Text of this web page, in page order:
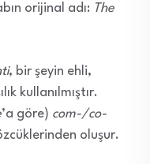
orijinal adı: The
, bir şeyin ehli,
kullanılmıştır.
’a göre) com-/co-
oluşur.